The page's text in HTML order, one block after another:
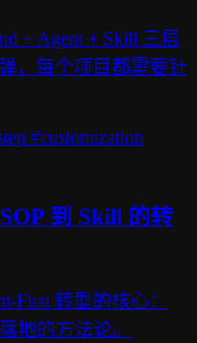
+ Agent + Skill 三层
，每个项目都需要针
#customization
到 Skill 的转
First 转型的核心：
地的方法论。